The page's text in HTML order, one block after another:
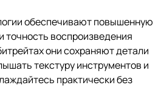
обеспечивают повышенную
воспроизведения
они сохраняют детали
текстуру инструментов и
практически без